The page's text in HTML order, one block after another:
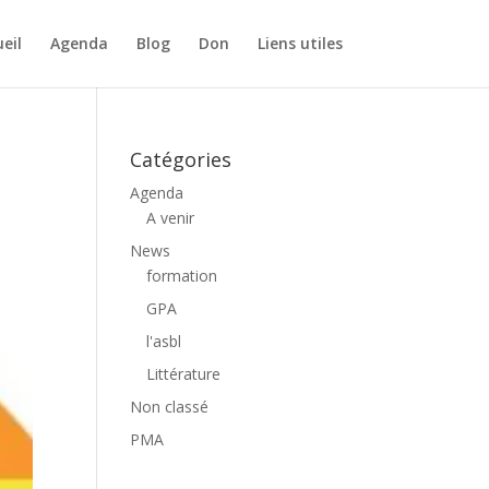
Agenda Blog Don Liens utiles
Catégories
Agenda
A venir
News
formation
GPA
l'asbl
Littérature
Non classé
PMA